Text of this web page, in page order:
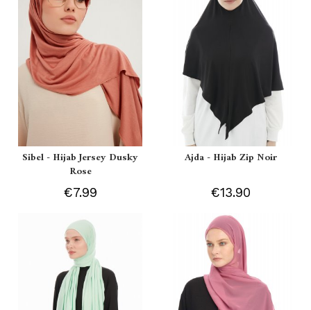
Sibel - Hijab Jersey Dusky
Rose
€7.99
Ajda - Hijab Zip Noir
€13.90